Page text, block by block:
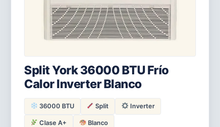
Split York 36000 BTU Frío
Calor Inverter Blanco
36000 BTU Split Inverter
Clase A+ Blanco